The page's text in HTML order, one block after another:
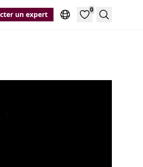
un expert
0
Recherche